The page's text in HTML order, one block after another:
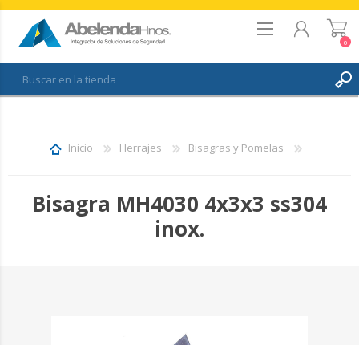
FAVORITOS
0
Inicio Herrajes Bisagras y Pomelas
Bisagra MH4030 4x3x3 ss304
inox.